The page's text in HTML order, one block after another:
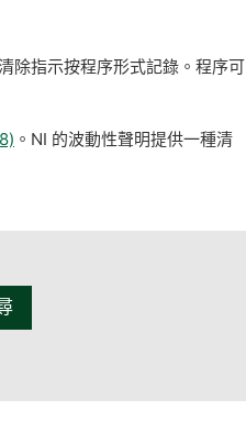
除指示按程序形式記錄。程序可
。NI 的波動性聲明提供一種清